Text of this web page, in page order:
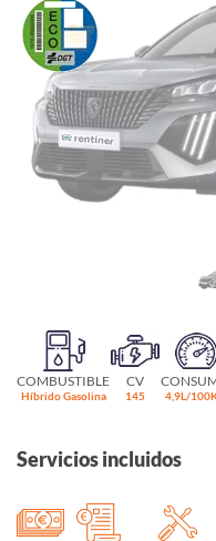
COMBUSTIBLE
Híbrido Gasolina
CV
145 4,9L/
Servicios incluidos